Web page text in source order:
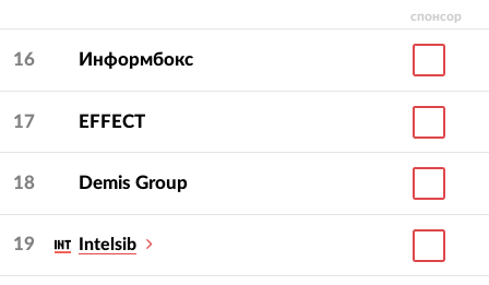
спонсор
16 Информбокс
17 EFFECT
18 Demis Group
19 Intelsib